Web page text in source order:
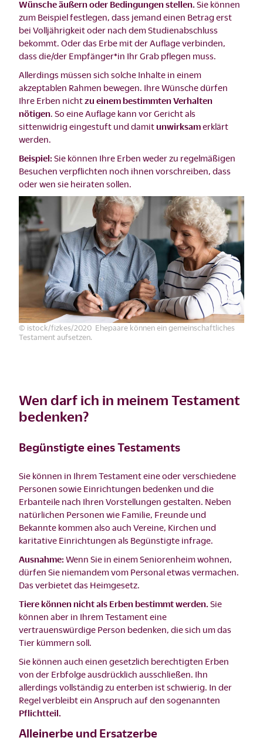
Wünsche äußern oder Bedingungen stellen. Sie können
zum Beispiel festlegen, dass jemand einen Betrag erst
bei Volljährigkeit oder nach dem Studienabschluss
bekommt. Oder das Erbe mit der Auflage verbinden,
dass die/der Empfänger*in Ihr Grab pflegen muss.
Allerdings müssen sich solche Inhalte in einem
akzeptablen Rahmen bewegen. Ihre Wünsche dürfen
Ihre Erben nichtzu einem bestimmten Verhalten
nötigen . So eine Auflage kann vor Gericht als
sittenwidrig eingestuft und damitunwirksamerklärt
werden.
Beispiel: Sie können Ihre Erben weder zu regelmäßigen
Besuchen verpflichten noch ihnen vorschreiben, dass
oder wen sie heiraten sollen.
© istock/fizkes/2020 Ehepaare können ein gemeinschaftliches
Testament aufsetzen.
Wen darf ich in meinem Testament
bedenken?
Begünstigte eines Testaments
Sie können in Ihrem Testament eine oder verschiedene
Personen sowie Einrichtungen bedenken und die
Erbanteile nach Ihren Vorstellungen gestalten. Neben
natürlichen Personen wie Familie, Freunde und
Bekannte kommen also auch Vereine, Kirchen und
karitative Einrichtungen als Begünstigte infrage.
Ausnahme: Wenn Sie in einem Seniorenheim wohnen,
dürfen Sie niemandem vom Personal etwas vermachen.
Das verbietet das Heimgesetz.
Tiere können nicht als Erben bestimmt werden. Sie
können aber in Ihrem Testament eine
vertrauenswürdige Person bedenken, die sich um das
Tier kümmern soll.
Sie können auch einen gesetzlich berechtigten Erben
von der Erbfolge ausdrücklich ausschließen. Ihn
allerdings vollständig zu enterben ist schwierig. In der
Regel verbleibt ein Anspruch auf den sogenannten
Pflichtteil.
Alleinerbe und Ersatzerbe